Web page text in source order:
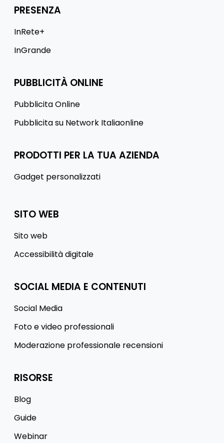
PRESENZA
InRete+
InGrande
PUBBLICITÀ ONLINE
Pubblicita Online
Pubblicita su Network Italiaonline
PRODOTTI PER LA TUA AZIENDA
Gadget personalizzati
SITO WEB
Sito web
Accessibilità digitale
SOCIAL MEDIA E CONTENUTI
Social Media
Foto e video professionali
Moderazione professionale recensioni
RISORSE
Blog
Guide
Webinar